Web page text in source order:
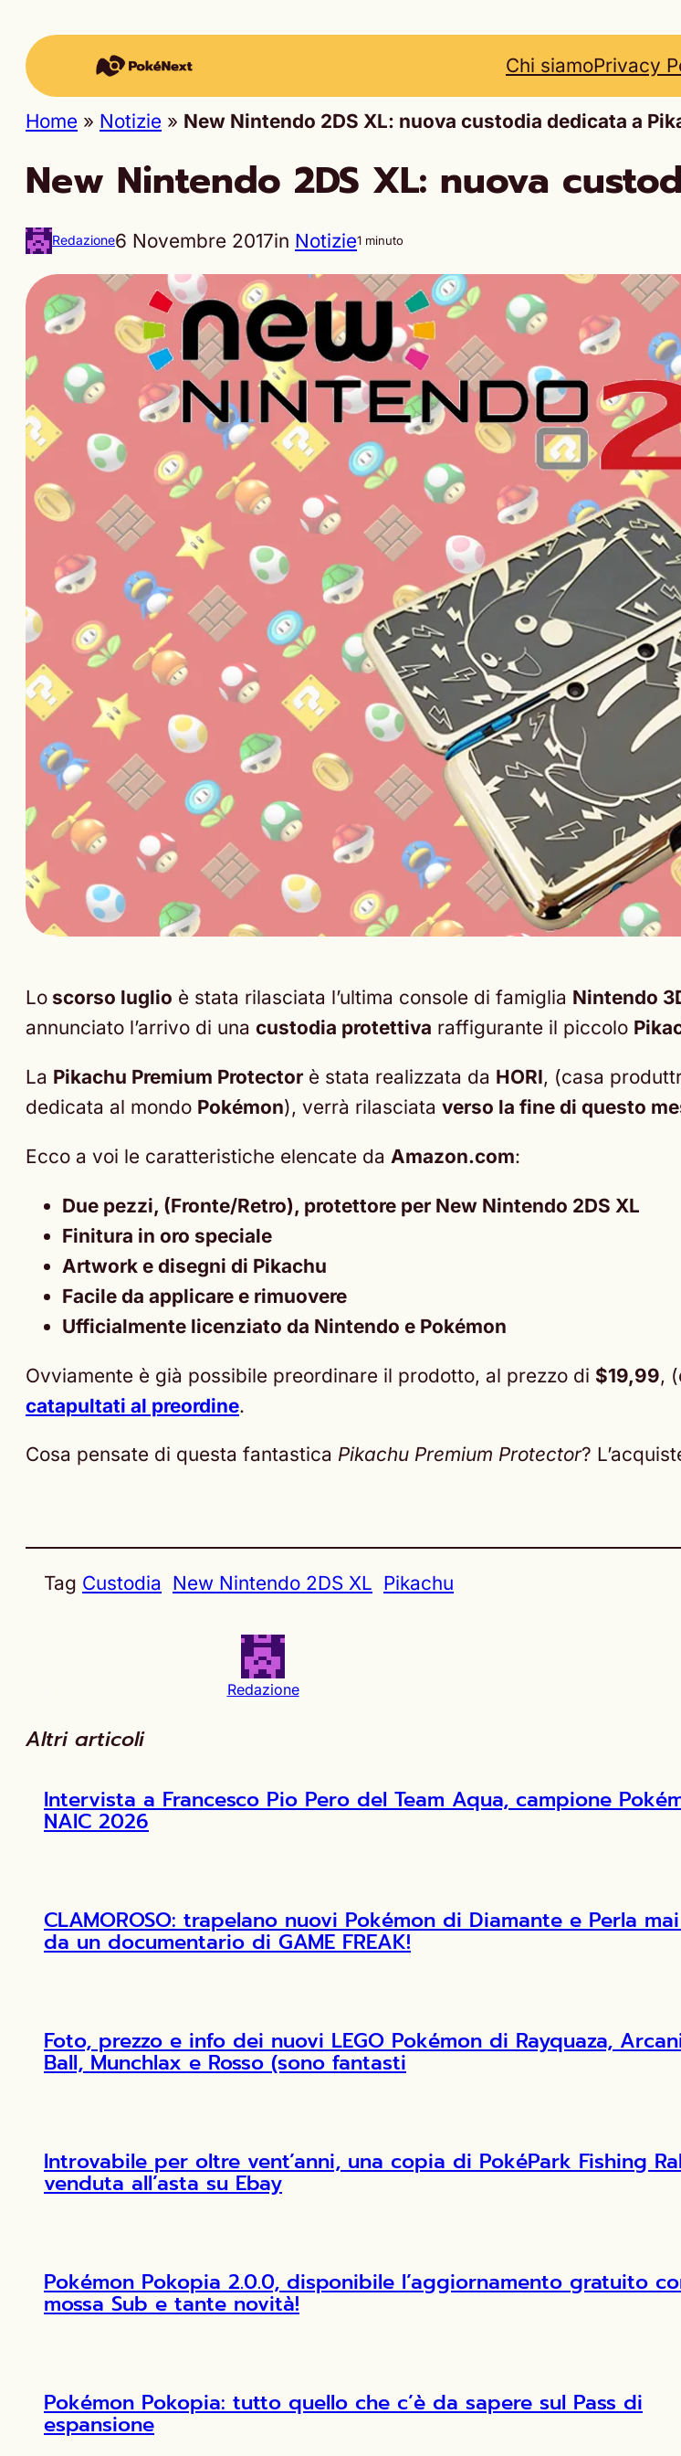
Chi siamoPrivacy
Home » Notizie » New Nintendo 2DS XL: nuova custodia dedicata a
New Nintendo 2DS XL: nuova
Redazione6 Novembre 2017in Notizie1 minuto
Lo scorso luglio è stata rilasciata l’ultima console di famiglia Nintendo
annunciato l’arrivo di una custodia protettiva raffigurante il piccolo
La Pikachu Premium Protector è stata realizzata da HORI, (casa
dedicata al mondo Pokémon), verrà rilasciata verso la fine di questo
Ecco a voi le caratteristiche elencate da Amazon.com:
Due pezzi, (Fronte/Retro), protettore per New Nintendo 2DS XL
Finitura in oro speciale
Artwork e disegni di Pikachu
Facile da applicare e rimuovere
Ufficialmente licenziato da Nintendo e Pokémon
Ovviamente è già possibile preordinare il prodotto, al prezzo di $19,99,
catapultati al preordine.
Cosa pensate di questa fantastica Pikachu Premium Protector?
Tag Custodia New Nintendo 2DS XL Pikachu
Redazione
Altri articoli
Intervista a Francesco Pio Pero del Team Aqua, campione
NAIC 2026
CLAMOROSO: trapelano nuovi Pokémon di Diamante e Perla
da un documentario di GAME FREAK!
Foto, prezzo e info dei nuovi LEGO Pokémon di Rayquaza,
Ball, Munchlax e Rosso (sono fantasti
Introvabile per oltre vent’anni, una copia di PokéPark Fishing
venduta all’asta su Ebay
Pokémon Pokopia 2.0.0, disponibile l’aggiornamento gratuito
mossa Sub e tante novità!
Pokémon Pokopia: tutto quello che c’è da sapere sul Pass di
espansione